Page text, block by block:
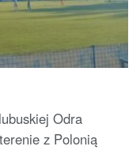
Odra
z Polonią